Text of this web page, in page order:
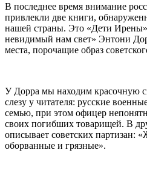
В последнее время внимание
привлекли две книги,
нашей страны. Это «Дети
невидимый нам свет» Энтони
места, порочащие образ
У Дорра мы находим красочную
слезу у читателя: русские
семью, при этом офицер
своих погибших товарищей. В
описывает советских партизан:
оборванные и грязные».